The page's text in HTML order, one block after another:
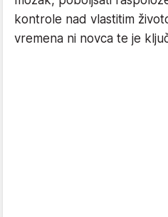
kontrole nad vlastitim
vremena ni novca te je